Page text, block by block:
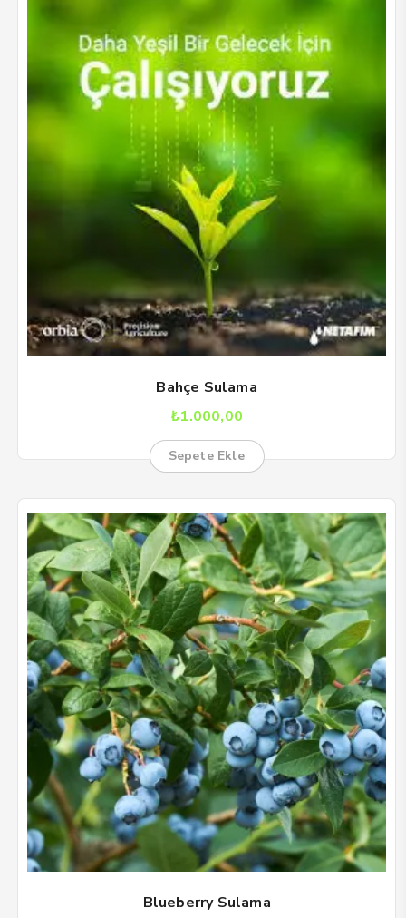
Bahçe Sulama
₺1.000,00
Sepete Ekle
Blueberry Sulama